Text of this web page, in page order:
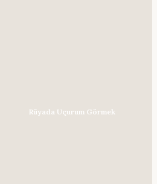
Rüyada Uçurum Görmek